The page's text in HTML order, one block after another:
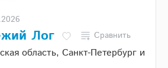
Лог Сравнить
область, Санкт-Петербург и